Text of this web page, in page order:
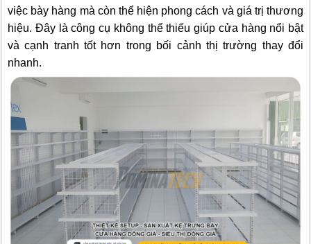
việc bày hàng mà còn thể hiện phong cách và giá trị thương
hiệu. Đây là công cụ không thể thiếu giúp cửa hàng nổi bật
và cạnh tranh tốt hơn trong bối cảnh thị trường thay đổi
nhanh.